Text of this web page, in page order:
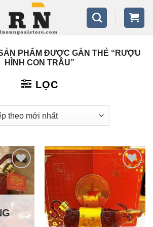
PHẨM ĐƯỢC GẮN THẺ “RƯỢU
HÌNH CON TRÂU”
LỌC